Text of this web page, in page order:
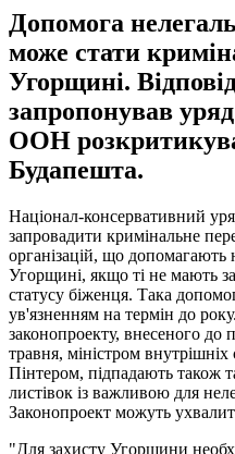
Допомога
може стати
Угорщині.
запропонував
ООН
Будапешта.
Націонал-консервативний
запровадити кримінальне
організацій, що допомагають
Угорщині, якщо ті не мають
статусу біженця. Така
ув'язненням на термін до
законопроекту, внесеного до
травня, міністром
Пінтером, підпадають також
листівок із важливою для
Законопроект можуть
"Для захисту Угорщини